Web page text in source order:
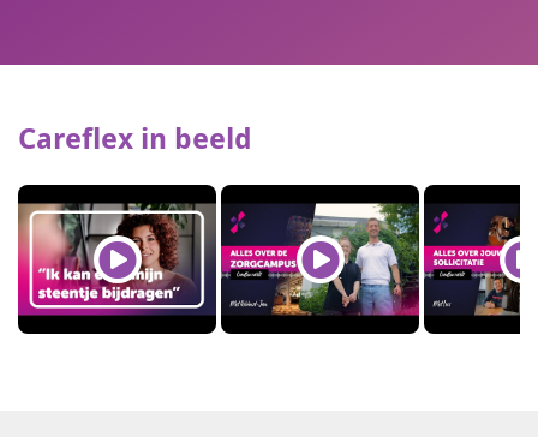
Careflex in beeld